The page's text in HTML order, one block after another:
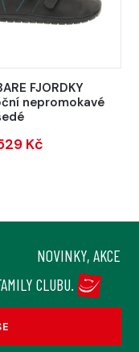
FJORDKY
nepromokavé
Kč
NOVINKY, AKCE
CLUBU.